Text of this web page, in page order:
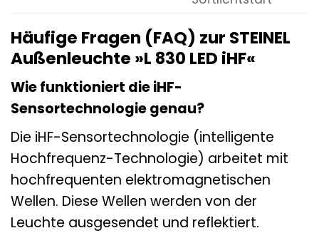
Häufige Fragen (FAQ) zur STEINEL
Außenleuchte »L 830 LED iHF«
Wie funktioniert die iHF-
Sensortechnologie genau?
Die iHF-Sensortechnologie (intelligente
Hochfrequenz-Technologie) arbeitet mit
hochfrequenten elektromagnetischen
Wellen. Diese Wellen werden von der
Leuchte ausgesendet und reflektiert.